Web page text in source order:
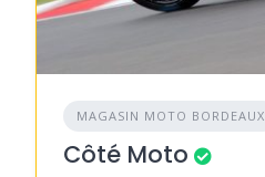
MAGASIN MOTO BORDEAUX
Côté Moto